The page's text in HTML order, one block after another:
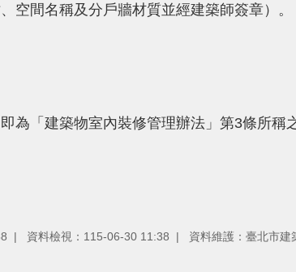
空間名稱及分戶牆材質並經建築師簽章）。
為「建築物室內裝修管理辦法」第3條所
資料檢視：115-06-30 11:38 資料維護：臺北市建